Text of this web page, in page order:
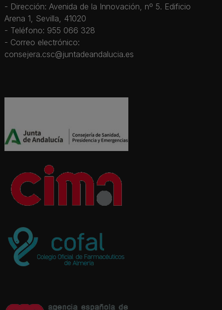
- Dirección: Avenida de la Innovación, nº 5. Edificio
Arena 1, Sevilla, 41020
- Teléfono: 955 066 328
- Correo electrónico:
consejera.csc@juntadeandalucia.es